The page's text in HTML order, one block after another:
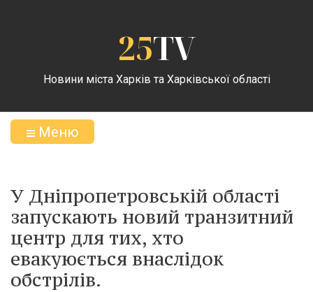
25TV
Новини міста Харків та Харківської області
Меню
У Дніпропетровській області
запускають новий транзитний
центр для тих, хто
евакуюється внаслідок
обстрілів.